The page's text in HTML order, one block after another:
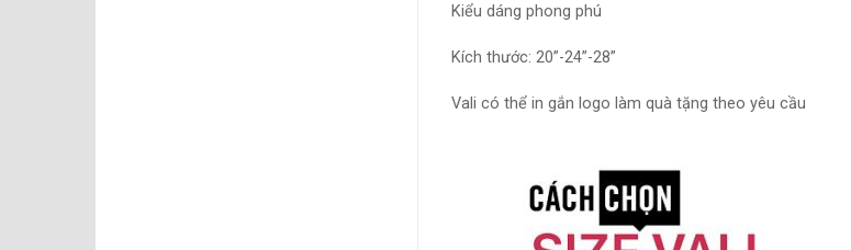
Kiểu dáng phong phú
Kích thước: 20”-24”-28”
Vali có thể in gắn logo làm quà tặng theo yêu cầu